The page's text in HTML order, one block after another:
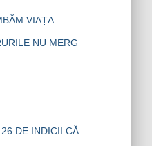
VIAȚA
NU MERG
26 DE INDICII CĂ